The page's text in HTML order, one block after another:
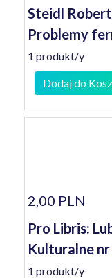
Steidl
Problemy
1 produkt/y
Dodaj do
2,00 PLN
Pro Libris:
Kulturalne
1 produkt/y